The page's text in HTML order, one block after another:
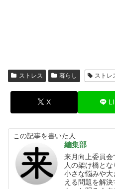
ストレス 暮らし ストレ
X
この記事を書いた人
編集部
来月向上委員
人の架け橋と
小さな悩みや
える問題を解